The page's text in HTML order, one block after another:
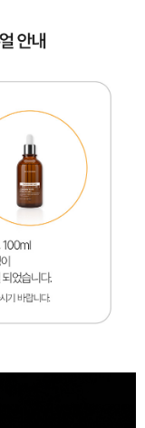
구매